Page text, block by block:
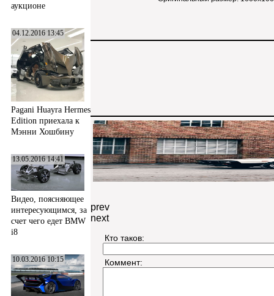
аукционе
04.12.2016 13:45
Pagani Huayra Hermes
Edition приехала к
Мэнни Хошбину
13.05.2016 14:41
Видео, поясняющее
интересующимся, за
счет чего едет BMW
i8
10.03.2016 10:15
prev
next
Кто таков:
Коммент: